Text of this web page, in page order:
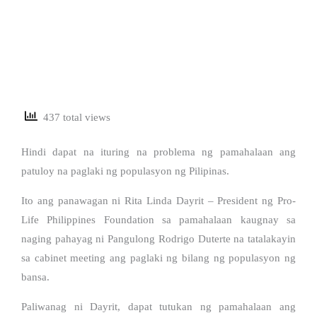
437 total views
Hindi dapat na ituring na problema ng pamahalaan ang
patuloy na paglaki ng populasyon ng Pilipinas.
Ito ang panawagan ni Rita Linda Dayrit – President ng Pro-
Life Philippines Foundation sa pamahalaan kaugnay sa
naging pahayag ni Pangulong Rodrigo Duterte na tatalakayin
sa cabinet meeting ang paglaki ng bilang ng populasyon ng
bansa.
Paliwanag ni Dayrit, dapat tutukan ng pamahalaan ang